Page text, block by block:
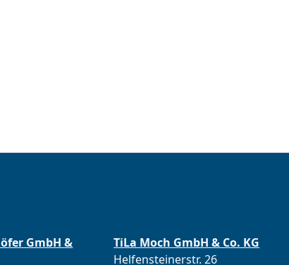
GmbH &
TiLa Moch GmbH & Co. KG
Helfensteinerstr. 26